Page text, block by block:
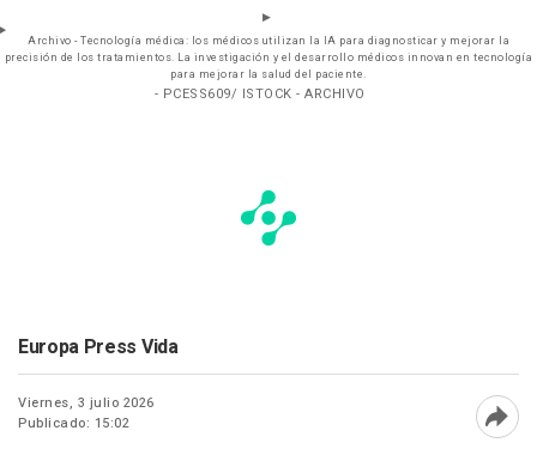
Archivo - Tecnología médica: los médicos utilizan la IA para diagnosticar y mejorar la
precisión de los tratamientos. La investigación y el desarrollo médicos innovan en tecnología
para mejorar la salud del paciente.
- PCESS609/ ISTOCK - ARCHIVO
Europa Press Vida
Viernes, 3 julio 2026
Publicado: 15:02